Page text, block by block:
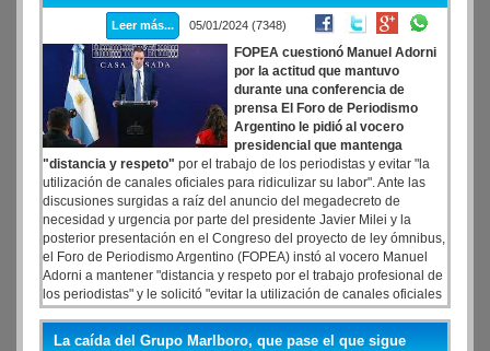
con Télam sobre los motivos del cese de 500 contratos en Radio
Leer más... 05/01/2024 (7348)
FOPEA cuestionó Manuel Adorni
por la actitud que mantuvo
durante una conferencia de
prensa El Foro de Periodismo
Argentino le pidió al vocero
presidencial que mantenga
"distancia y respeto" por el trabajo de los periodistas y evitar "la
utilización de canales oficiales para ridiculizar su labor". Ante las
discusiones surgidas a raíz del anuncio del megadecreto de
necesidad y urgencia por parte del presidente Javier Milei y la
posterior presentación en el Congreso del proyecto de ley ómnibus,
el Foro de Periodismo Argentino (FOPEA) instó al vocero Manuel
Adorni a mantener "distancia y respeto por el trabajo profesional de
los periodistas" y le solicitó "evitar la utilización de canales oficiales
para ridiculizar su labor".
La caída del Grupo Marlboro, que pase el que sigue